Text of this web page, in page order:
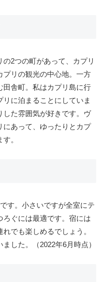
2つの町があって、カプリ
プリの観光の中心地。一方
田舎町。私はカプリ島に行
に泊まることにしていま
した雰囲気が好きです。ヴ
にあって、ゆったりとカプ
。
す。小さいですが全室にテ
ろぐには最適です。宿には
でも楽しめるでしょう。
した。（2022年6月時点）